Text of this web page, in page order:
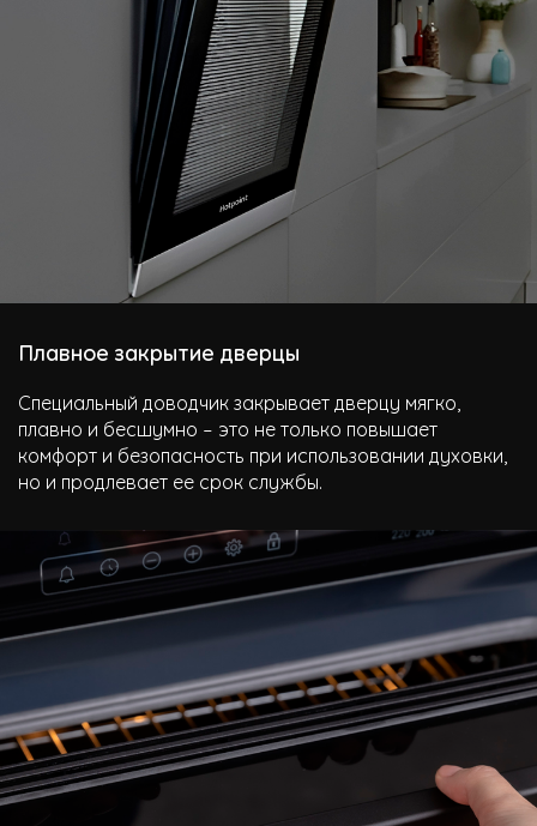
Плавное закрытие дверцы
Специальный доводчик закрывает дверцу мягко,
плавно и бесшумно – это не только повышает
комфорт и безопасность при использовании духовки,
но и продлевает ее срок службы.